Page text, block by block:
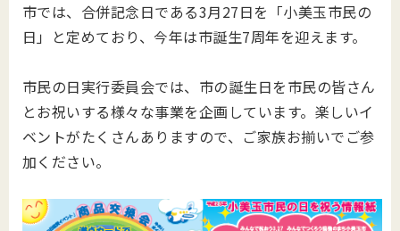
市では、合併記念日である3月27日を「小美玉市民の
日」と定めており、今年は市誕生7周年を迎えます。
市民の日実行委員会では、市の誕生日を市民の皆さん
とお祝いする様々な事業を企画しています。楽しいイ
ベントがたくさんありますので、ご家族お揃いでご参
加ください。